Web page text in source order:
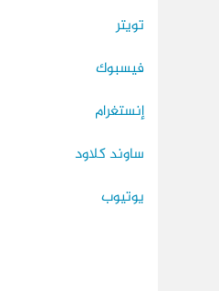
تويتر
فيسبوك
إنستغرام
ساوند كلاود
يوتيوب